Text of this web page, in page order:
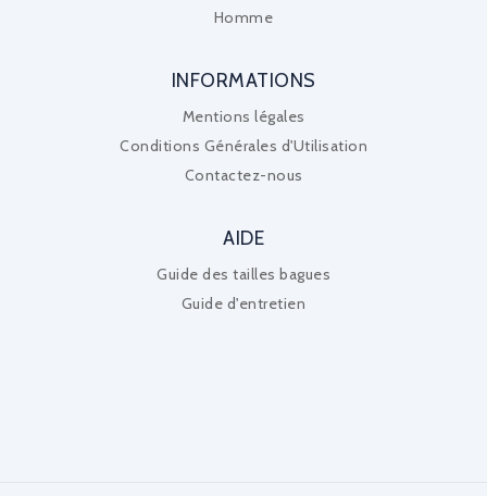
Homme
INFORMATIONS
Mentions légales
Conditions Générales d'Utilisation
Contactez-nous
AIDE
Guide des tailles bagues
Guide d'entretien